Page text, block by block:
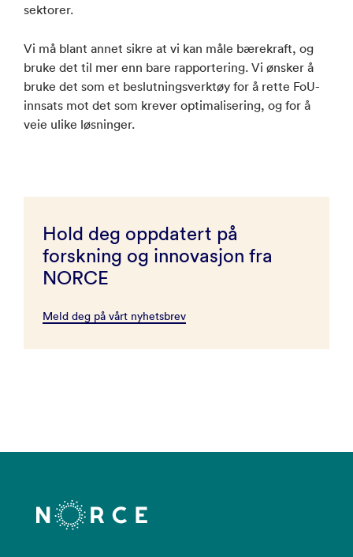
sektorer.
Vi må blant annet sikre at vi kan måle bærekraft, og
bruke det til mer enn bare rapportering. Vi ønsker å
bruke det som et beslutningsverktøy for å rette FoU-
innsats mot det som krever optimalisering, og for å
veie ulike løsninger.
Hold deg oppdatert på
forskning og innovasjon fra
NORCE
Meld deg på vårt nyhetsbrev